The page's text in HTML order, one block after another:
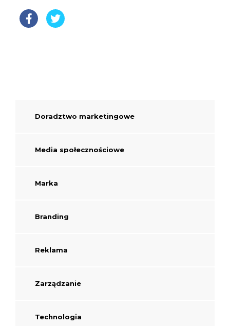
Doradztwo marketingowe
Media społecznościowe
Marka
Branding
Reklama
Zarządzanie
Technologia